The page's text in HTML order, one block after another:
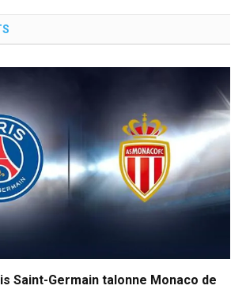
Saint-Germain talonne Monaco de